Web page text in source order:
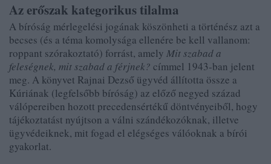
Az erőszak kategorikus tilalma
A bíróság mérlegelési jogának köszönheti a történész azt a
becses (és a téma komolysága ellenére be kell vallanom:
roppant szórakoztató) forrást, amely Mit szabad a
feleségnek, mit szabad a férjnek? címmel 1943-ban jelent
meg. A könyvet Rajnai Dezső ügyvéd állította össze a
Kúriának (legfelsőbb bíróság) az előző negyed század
válópereiben hozott precedensértékű döntvényeiből, hogy
tájékoztatást nyújtson a válni szándékozóknak, illetve
ügyvédeiknek, mit fogad el elégséges válóoknak a bírói
gyakorlat.